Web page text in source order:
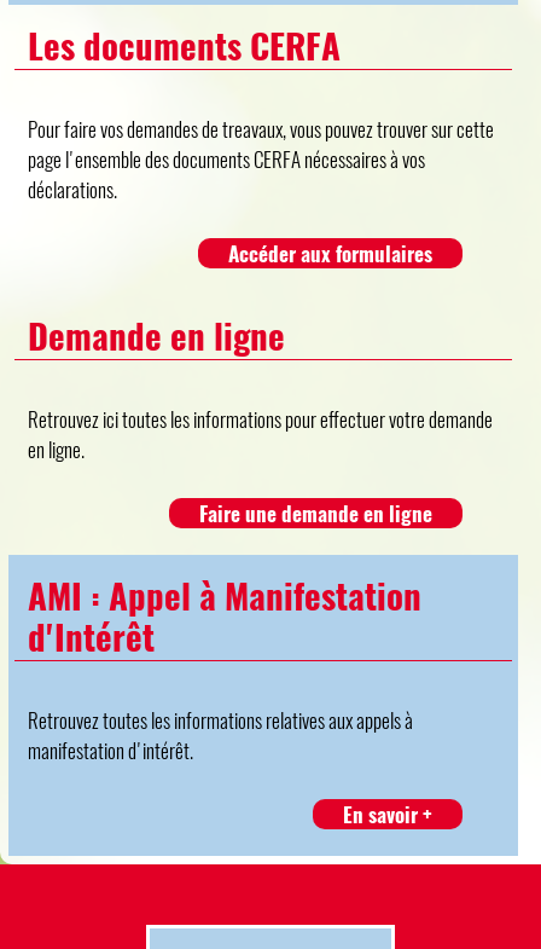
Les documents CERFA
Pour faire vos demandes de treavaux, vous pouvez trouver sur cette
page l'ensemble des documents CERFA nécessaires à vos
déclarations.
Accéder aux formulaires
Demande en ligne
Retrouvez ici toutes les informations pour effectuer votre demande
en ligne.
Faire une demande en ligne
AMI : Appel à Manifestation
d'Intérêt
Retrouvez toutes les informations relatives aux appels à
manifestation d'intérêt.
En savoir +